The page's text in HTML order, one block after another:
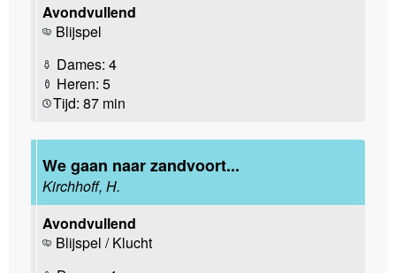
Avondvullend
Blijspel
Dames: 4
Heren: 5
Tijd: 87 min
We gaan naar zandvoort...
Kirchhoff, H.
Avondvullend
Blijspel / Klucht